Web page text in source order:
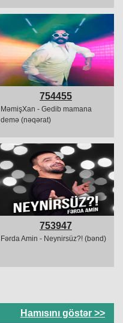
754455
MəmişXan - Gedib mamana
demə (nəqərat)
753947
Fərda Amin - Neynirsüz?! (bənd)
Hamısını göstər >>